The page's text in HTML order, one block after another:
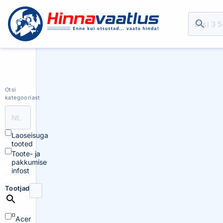
Otsi
kategooriast
Laoseisuga
tooted
Toote- ja
pakkumise
infost
Tootjad
Acer